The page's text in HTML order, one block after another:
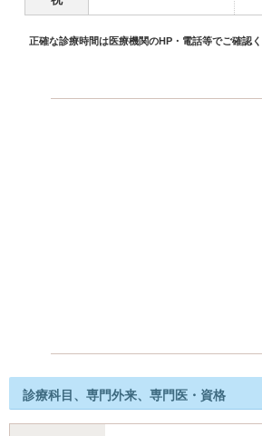
正確な診療時間は医療機関のHP・電話等でご確認
診療科目、専門外来、専門医・資格